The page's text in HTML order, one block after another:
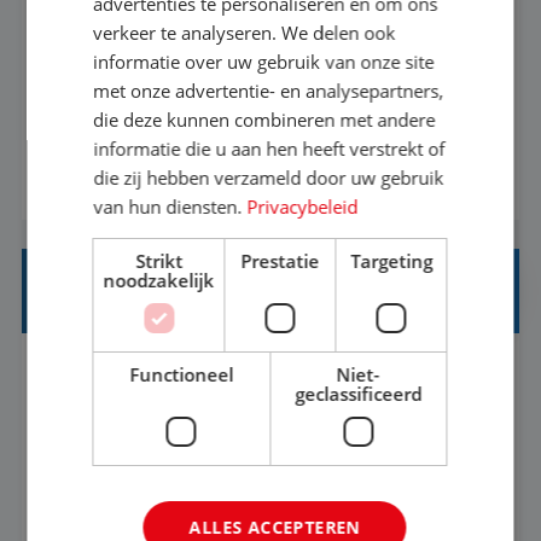
Met jouw ervaring in de reisbranche of
achtergrond in toerisme ben je klaar voor de
volgende stap. Vanaf je stoel reis je de hele
wereld over en speel je moeiteloos in op de
wensen van je team, je klant en wat er in de
reiswereld gebeurt. Met je enthousiasme weet je
klanten te overtuigen om die droomreis te
boeken! ...
BEKIJK VACATURE
REISADVISEUR ALLROUND
Aalsmeer, Noord-Holland, Nederland
Baan
MBO
het nu voor jezelf is, of voor een ander: jij vindt
verkeer te analyseren. We delen ook
informatie over uw gebruik van onze site
met onze advertentie- en analysepartners,
die deze kunnen combineren met andere
informatie die u aan hen heeft verstrekt of
die zij hebben verzameld door uw gebruik
van hun diensten. Privacybeleid
Strikt
noodzakelijk
Prestatie Targeting
Functioneel
Niet-
geclassificeerd
ALLES ACCEPTEREN